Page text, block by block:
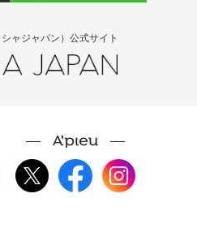
ャジャパン）公式サイト